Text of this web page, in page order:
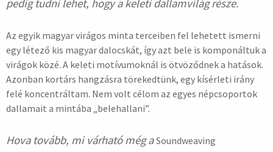
pedig tudni lehet, hogy a keleti dallamvilág része.
Az egyik magyar virágos minta terceiben fel lehetett ismerni
egy létező kis magyar dalocskát, így azt bele is komponáltuk a
virágok közé. A keleti motívumoknál is ötvöződnek a hatások.
Azonban kortárs hangzásra törekedtünk, egy kísérleti irány
felé koncentráltam. Nem volt célom az egyes népcsoportok
dallamait a mintába „belehallani”.
Hova tovább, mi várható még aSoundweaving